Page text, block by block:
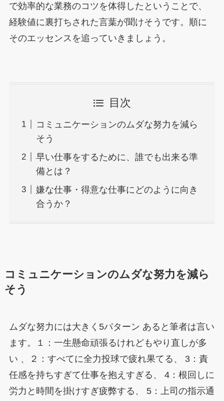
で効率的な業務のコツを体得したということで、
経験値に裏打ちされた言葉が聞けそうです。順に
そのエッセンスを追っていきましょう。
目次
コミュニケーションのムダな努力を減ら
そう
早い仕事をするために、誰でも出来る準
備とは？
嫌な仕事・得意な仕事にどのように向き
合うか？
コミュニケーションのムダな努力を減ら
そう
ムダな努力には大きく5パターン あると筆者は言い
ます。１：一生懸命頑張るけれどもやり直しが多
い 、２：すべてに全力投球で疲れ果てる、 3：責
任感を持ちすぎて仕事を抱えすぎる、 4：根回しに
労力と時間を掛けすぎ疲弊する、 5：上司の指示通